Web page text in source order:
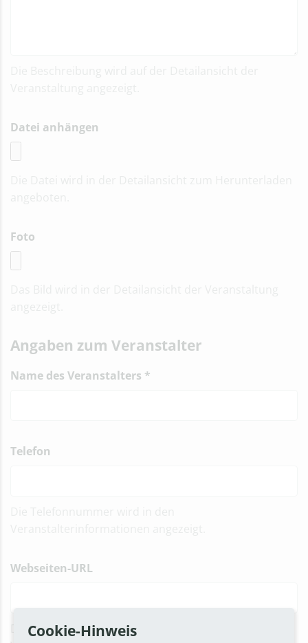
Datei anhängen
Foto
Angaben zum Veranstalter
Name des Veranstalters *
Telefon
Webseiten-URL
Die Webseite erscheint als Link in den
Cookie-Hinweis